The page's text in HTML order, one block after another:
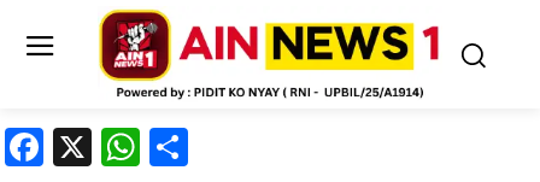
Facebook
X WhatsApp